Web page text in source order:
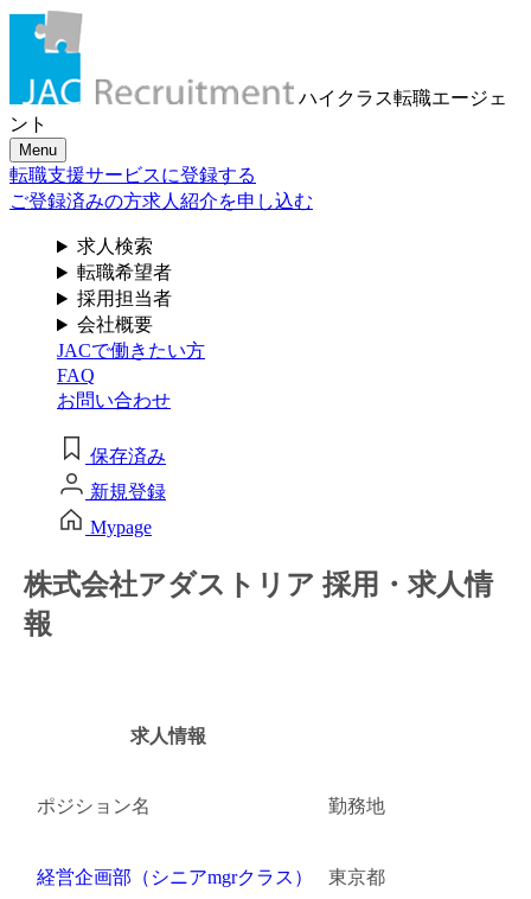
求人検索・転職事例
はじめに、あなたが活かしたい
「ご経験業種」
お選びください
サービス（人材・ホテル・旅行・教育）
商社
流通（EC・運輸・小売）
消費財（食品・アパレル・トイレタリー）
マスコミ（広告・制作）
建設・不動産
金融（銀行・証券・保険・投資）
WEB（デジタル・メディア・ゲーム）
半導体
ハイクラス転職エージェ
ント
Menu
転職支援サービスに登録する
ご登録済みの方求人紹介を申し込む
求人検索
転職希望者
採用担当者
会社概要
JACで働きたい方
FAQ
お問い合わせ
保存済み
新規登録
Mypage
株式会社アダストリア 採用・求人情
報
求人情報
ポジション名 勤務地
経営企画部（シニアmgrクラス） 東京都
メール認証とは？
メール認証は当社サービスを利用される方が登録された
メールアドレスがご本人のもので受信可能であることを
確認するための仕組みです。 これは主に、なりすまし等
のセキュリティリスク低減や、サポートにおけるお客様
のスムーズな本人認証に役立ちます。お客様が安心して
ジェイ エイ シー リクルートメントをお使いいただくため
個人情報取り扱いおよびサービス利用規約